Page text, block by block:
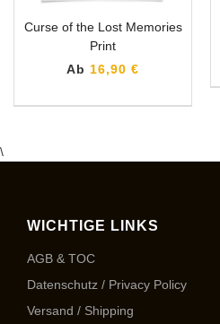
Curse of the Lost Memories
Print
Ab 16,90 €
\
WICHTIGE LINKS
AGB & TOC
Datenschutz / Privacy Policy
Versand / Shipping